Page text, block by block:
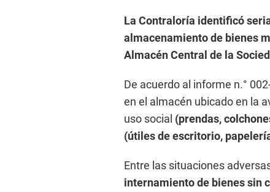
La Contraloría identificó
almacenamiento de bienes
Almacén Central de la
De acuerdo al informe n.°
en el almacén ubicado en la
uso social (prendas,
(útiles de escritorio,
Entre las situaciones
internamiento de bienes sin